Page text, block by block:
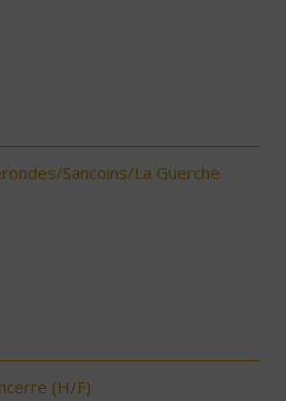
Sancoins/La Guerche
(H/F)